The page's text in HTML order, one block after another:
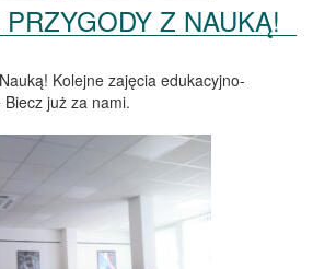
Z NAUKĄ!
Kolejne zajęcia edukacyjno-
już za nami.